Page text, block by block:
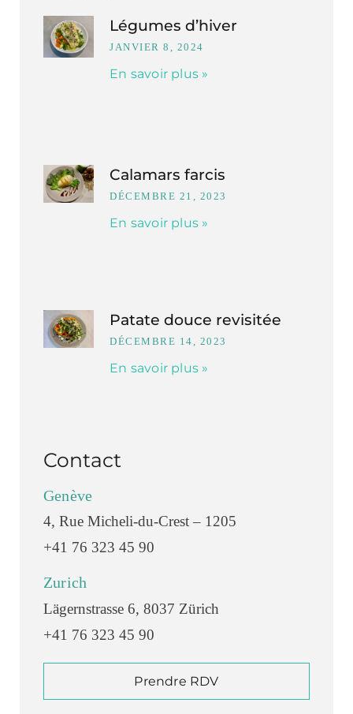
Légumes d’hiver
JANVIER 8, 2024
En savoir plus »
Calamars farcis
DÉCEMBRE 21, 2023
En savoir plus »
Patate douce revisitée
DÉCEMBRE 14, 2023
En savoir plus »
Contact
Genève
4, Rue Micheli-du-Crest – 1205
+41 76 323 45 90
Zurich
Lägernstrasse 6, 8037 Zürich
+41 76 323 45 90
Prendre RDV